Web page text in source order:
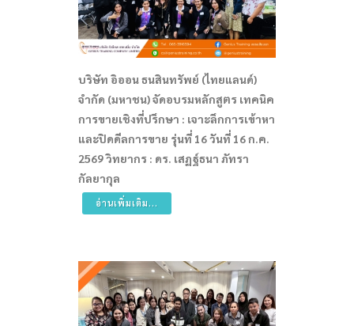
บริษัท อิออน ธนสินทรัพย์ (ไทยแลนด์)
จำกัด (มหาชน) จัดอบรมหลักสูตร เทคนิค
การขายเชิงที่ปรึกษา : เจาะลึกการเข้าหา
และปิดดีลการขาย รุ่นที่ 16 วันที่ 16 ก.ค.
2569 วิทยากร : ดร. เสฏฐ์ธนา ภัทรา
กัลยากุล
อ่านเพิ่มเติม...